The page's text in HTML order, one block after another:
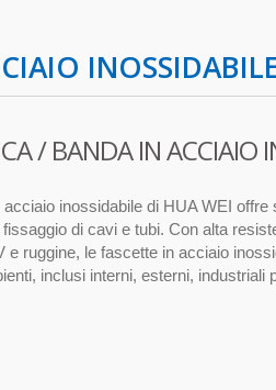
/ BANDA IN ACCIAIO
inossidabile di HUA WEI offre
di cavi e tubi. Con alta
ruggine, le fascette in acciaio
inclusi interni, esterni, industriali